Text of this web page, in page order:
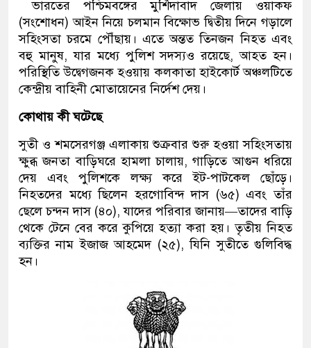
ভারতের পশ্চিমবঙ্গের মুর্শিদাবাদ জেলায় ওয়াকফ
(সংশোধন) আইন নিয়ে চলমান বিক্ষোভ দ্বিতীয় দিনে গড়ালে
সহিংসতা চরমে পৌঁছায়। এতে অন্তত তিনজন নিহত এবং
বহু মানুষ, যার মধ্যে পুলিশ সদস্যও রয়েছে, আহত হন।
পরিস্থিতি উদ্বেগজনক হওয়ায় কলকাতা হাইকোর্ট অঞ্চলটিতে
কেন্দ্রীয় বাহিনী মোতায়েনের নির্দেশ দেয়।
কোথায় কী ঘটেছে
সুতী ও শমসেরগঞ্জ এলাকায় শুক্রবার শুরু হওয়া সহিংসতায়
ক্ষুব্ধ জনতা বাড়িঘরে হামলা চালায়, গাড়িতে আগুন ধরিয়ে
দেয় এবং পুলিশকে লক্ষ্য করে ইট-পাটকেল ছোঁড়ে।
নিহতদের মধ্যে ছিলেন হরগোবিন্দ দাস (৬৫) এবং তাঁর
ছেলে চন্দন দাস (৪০), যাদের পরিবার জানায়—তাদের বাড়ি
থেকে টেনে বের করে কুপিয়ে হত্যা করা হয়। তৃতীয় নিহত
ব্যক্তির নাম ইজাজ আহমেদ (২৫), যিনি সুতীতে গুলিবিদ্ধ
হন।